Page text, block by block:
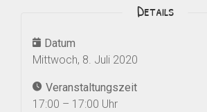
Details
Datum
Mittwoch, 8. Juli 2020
Veranstaltungszeit
17:00 – 17:00 Uhr